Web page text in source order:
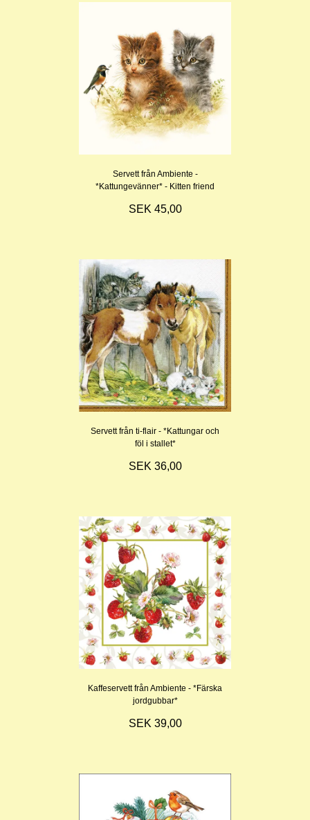
Servett från Ambiente -
*Kattungevänner* - Kitten friend
SEK 45,00
Servett från ti-flair - *Kattungar och
föl i stallet*
SEK 36,00
Kaffeservett från Ambiente - *Färska
jordgubbar*
SEK 39,00